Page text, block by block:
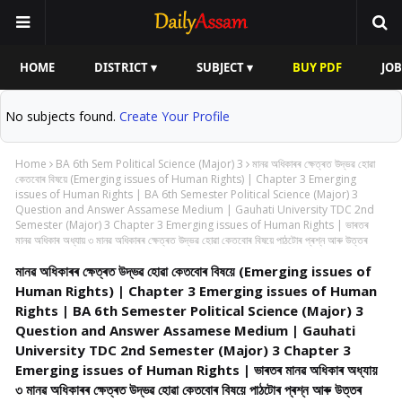
HOME DISTRICT ▾ SUBJECT ▾ BUY PDF
No subjects found. Create Your Profile
Home BA 6th Sem Political Science (Major) 3
মানৱ অধিকাৰৰ ক্ষেত্ৰত উদ্ভৱ হোৱা
কেতবোৰ বিষয়ে (Emerging issues of Human Rights) | Chapter 3 Emerging
issues of Human Rights | BA 6th Semester Political Science (Major) 3
Question and Answer Assamese Medium | Gauhati University TDC 2nd
Semester (Major) 3 Chapter 3 Emerging issues of Human Rights | ভাৰতৰ
মানৱ অধিকাৰ অধ্যায় ৩ মানৱ অধিকাৰৰ ক্ষেত্ৰত উদ্ভৱ হোৱা কেতবোৰ বিষয়ে পাঠটোৰ প্ৰশ্ন আৰু উত্তৰ
মানৱ অধিকাৰৰ ক্ষেত্ৰত উদ্ভৱ হোৱা কেতবোৰ বিষয়ে (Emerging issues of
Human Rights) | Chapter 3 Emerging issues of Human
Rights | BA 6th Semester Political Science (Major) 3
Question and Answer Assamese Medium | Gauhati
University TDC 2nd Semester (Major) 3 Chapter 3
Emerging issues of Human Rights | ভাৰতৰ মানৱ অধিকাৰ অধ্যায়
৩ মানৱ অধিকাৰৰ ক্ষেত্ৰত উদ্ভৱ হোৱা কেতবোৰ বিষয়ে পাঠটোৰ প্ৰশ্ন আৰু উত্তৰ